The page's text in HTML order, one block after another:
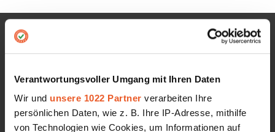
Verantwortungsvoller Umgang mit Ihren Daten
Wir und unsere 1022 Partner verarbeiten Ihre
persönlichen Daten, wie z. B. Ihre IP-Adresse, mithilfe
von Technologien wie Cookies, um Informationen auf
INFORMATIONEN
Google Sterne
Top Auszeichnungen
Schlichtungsverfahren